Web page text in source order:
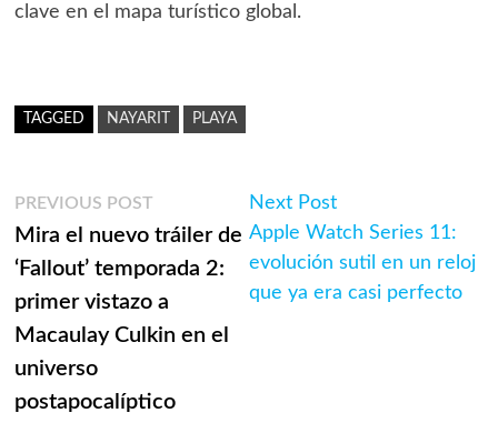
clave en el mapa turístico global.
TAGGED NAYARIT PLAYA
Navegación
de
entradas
PREVIOUS POSTPrevious
post:
Mira el nuevo tráiler de
‘Fallout’ temporada 2:
primer vistazo a
Macaulay Culkin en el
universo
postapocalíptico
Next PostNext
post:
Apple Watch Series 11:
evolución sutil en un reloj
que ya era casi perfecto